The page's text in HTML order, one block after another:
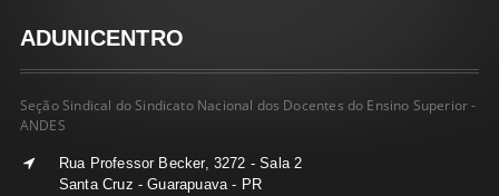
ADUNICENTRO
Seção Sindical do Sindicato Nacional dos Docentes do Ensino Superior -
ANDES
Rua Professor Becker, 3272 - Sala 2
Santa Cruz - Guarapuava - PR